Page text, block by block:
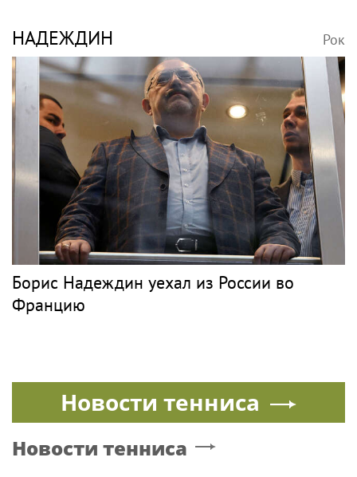
НАДЕЖДИН Рок
Борис Надеждин уехал из России во
Францию
Новости тенниса
Новости тенниса